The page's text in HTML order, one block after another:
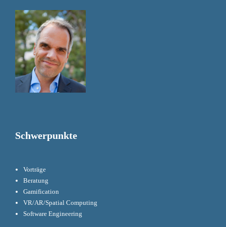
Schwerpunkte
Vorträge
Beratung
Gamification
VR/AR/Spatial Computing
Software Engineering